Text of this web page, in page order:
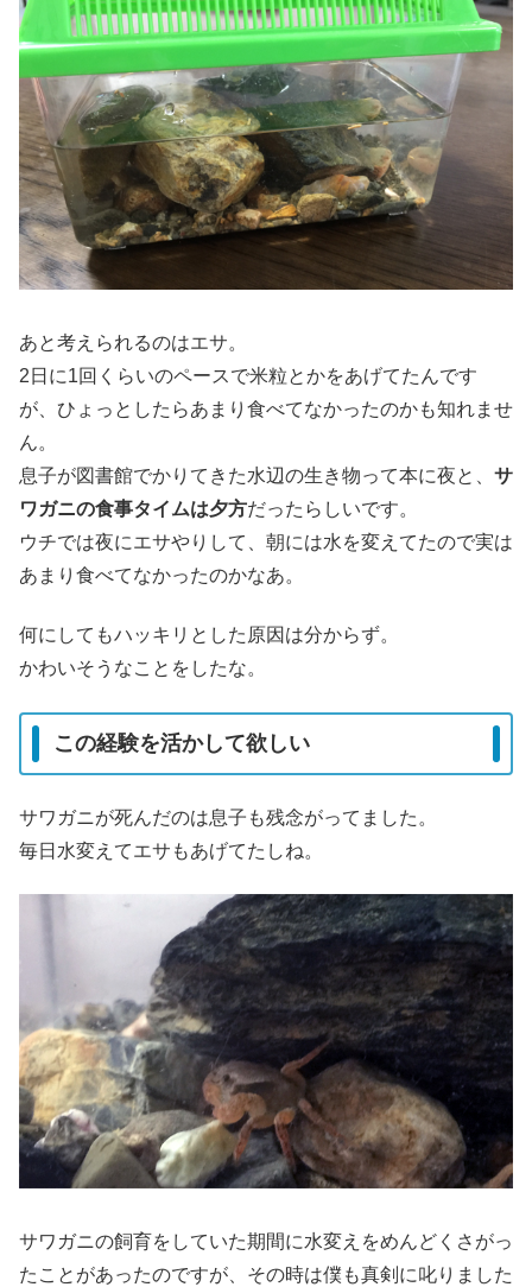
あと考えられるのはエサ。
2日に1回くらいのペースで米粒とかをあげてたんです
が、ひょっとしたらあまり食べてなかったのかも知れませ
ん。
息子が図書館でかりてきた水辺の生き物って本に夜と、 サ
ワガニの食事タイムは夕方だったらしいです。
ウチでは夜にエサやりして、朝には水を変えてたので実は
あまり食べてなかったのかなあ。
何にしてもハッキリとした原因は分からず。
かわいそうなことをしたな。
この経験を活かして欲しい
サワガニが死んだのは息子も残念がってました。
毎日水変えてエサもあげてたしね。
サワガニの飼育をしていた期間に水変えをめんどくさがっ
たことがあったのですが、その時は僕も真剣に叱りました